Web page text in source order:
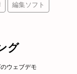
編集ソフト
グ
ウェブデモ